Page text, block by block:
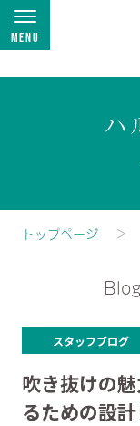
Menu
ハ
トップページ
スタッフブログ
吹き抜けの
るための設